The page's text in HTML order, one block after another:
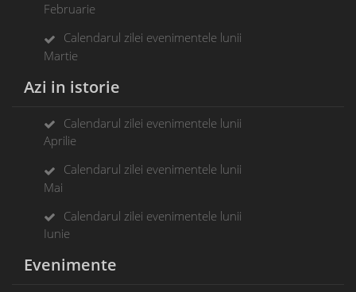
Februarie
Calendarul zilei evenimentele lunii
Martie
Azi in istorie
Calendarul zilei evenimentele lunii
Aprilie
Calendarul zilei evenimentele lunii
Mai
Calendarul zilei evenimentele lunii
Iunie
Evenimente